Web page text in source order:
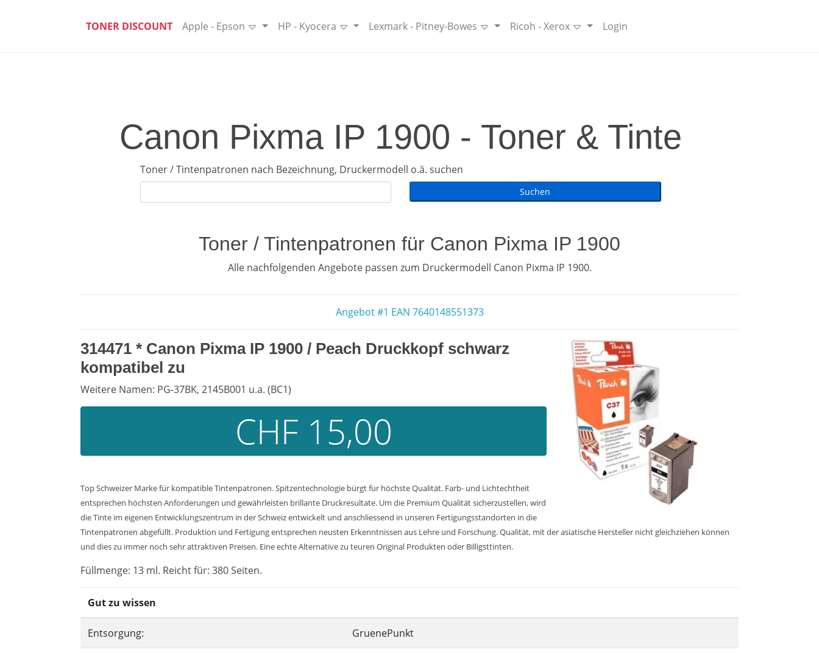
TONER DISCOUNT Apple - Epson HP - Kyocera Lexmark - Pitney-Bowes Ricoh - Xerox Login
Canon Pixma IP 1900 - Toner & Tinte
Toner / Tintenpatronen nach Bezeichnung, Druckermodell o.ä. suchen
Toner / Tintenpatronen für Canon Pixma IP 1900
Alle nachfolgenden Angebote passen zum Druckermodell Canon Pixma IP 1900.
Angebot #1 EAN 7640148551373
314471 * Canon Pixma IP 1900 / Peach Druckkopf schwarz
kompatibel zu
Weitere Namen: PG-37BK, 2145B001 u.a. (BC1)
CHF 15,00
Top Schweizer Marke für kompatible Tintenpatronen. Spitzentechnologie bürgt für höchste Qualität. Farb- und Lichtechtheit
entsprechen höchsten Anforderungen und gewährleisten brillante Druckresultate. Um die Premium Qualität sicherzustellen, wird
die Tinte im eigenen Entwicklungszentrum in der Schweiz entwickelt und anschliessend in unseren Fertigungsstandorten in die
Tintenpatronen abgefüllt. Produktion und Fertigung entsprechen neusten Erkenntnissen aus Lehre und Forschung. Qualität, mit der asiatische Hersteller nicht gleichziehen können
und dies zu immer noch sehr attraktiven Preisen. Eine echte Alternative zu teuren Original Produkten oder Billigsttinten.
Füllmenge: 13 ml. Reicht für: 380 Seiten.
Gut zu wissen
Entsorgung: GruenePunkt